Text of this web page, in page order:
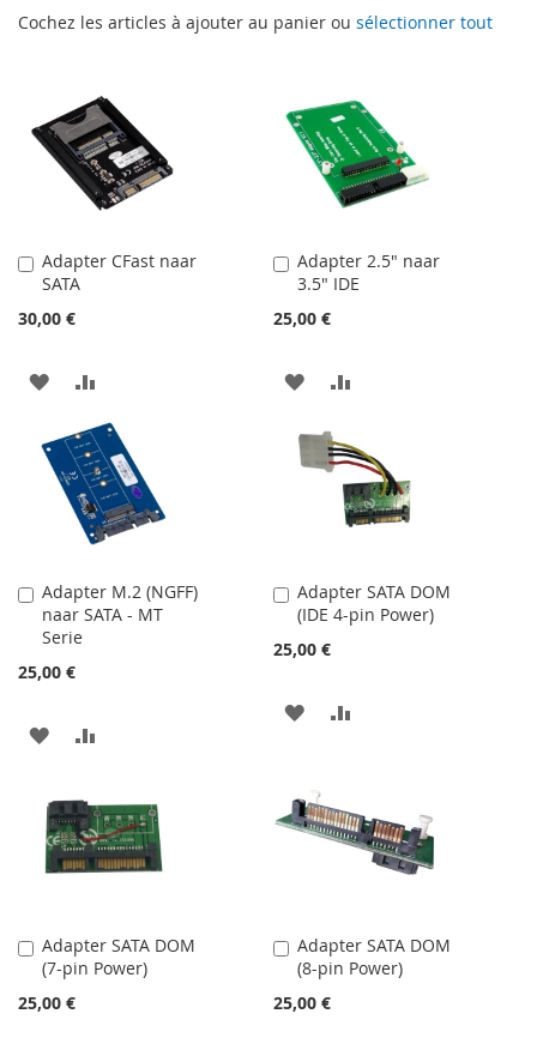
Cochez les articles à ajouter au panier ou sélectionner tout
Adapter CFast naar
SATA
30,00 €
Ajouter
au
panier
AJOUTER
MA
LISTE
D’ENVIE
AU
COMPARATEUR
Adapter 2.5" naar
3.5" IDE
25,00 €
Ajouter
au
panier
AJOUTER
MA
LISTE
COMPARATEUR
Adapter M.2 (NGFF)
naar SATA - MT
Serie
25,00 €
Ajouter
au
panier
AJOUTER
MA
LISTE
COMPARATEUR
Adapter SATA DOM
(IDE 4-pin Power)
25,00 €
Ajouter
au
panier
AJOUTER
MA
LISTE
Adapter SATA DOM
(7-pin Power)
25,00 €
Ajouter
au
panier
Adapter SATA DOM
(8-pin Power)
25,00 €
Ajouter
au
panier